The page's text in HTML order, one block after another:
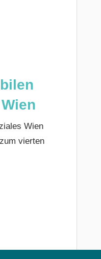
Wien
vierten